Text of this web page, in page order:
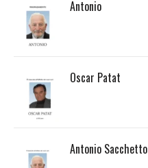
Antonio
Oscar Patat
Antonio Sacchetto